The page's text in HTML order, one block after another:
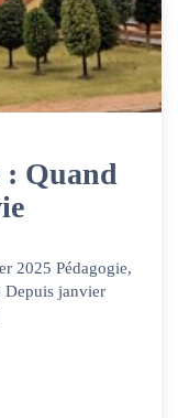
Quand
2025 Pédagogie,
Depuis janvier